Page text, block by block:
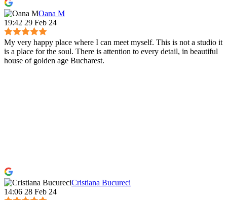
Oana M
19:42 29 Feb 24
My very happy place where I can meet myself. This is not a studio it
is a place for the soul. There is attention to every detail, in beautiful
house of golden age Bucharest.
Cristiana Bucureci
14:06 28 Feb 24